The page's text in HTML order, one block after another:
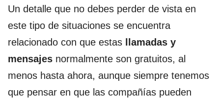
Un detalle que no debes perder de vista en
este tipo de situaciones se encuentra
relacionado con que estas llamadas y
mensajes normalmente son gratuitos, al
menos hasta ahora, aunque siempre tenemos
que pensar en que las compañías pueden